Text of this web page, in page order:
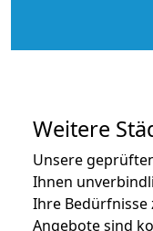
Weitere
Unsere
Ihnen
Ihre Bedürfnisse
Angebote sind